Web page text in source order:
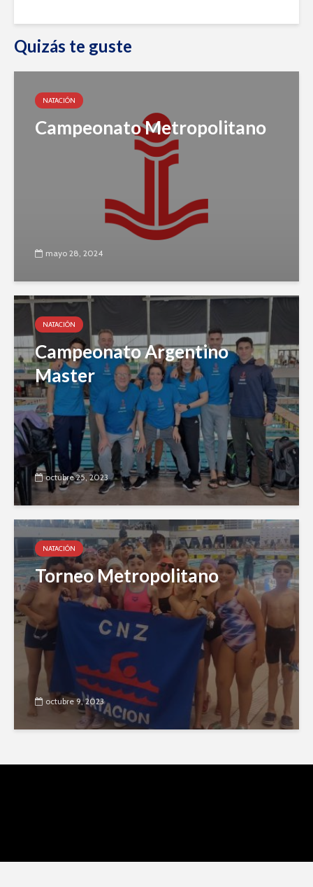
Quizás te guste
NATACIÓN
Campeonato Metropolitano
mayo 28, 2024
NATACIÓN
Campeonato Argentino
Master
octubre 25, 2023
NATACIÓN
Torneo Metropolitano
octubre 9, 2023